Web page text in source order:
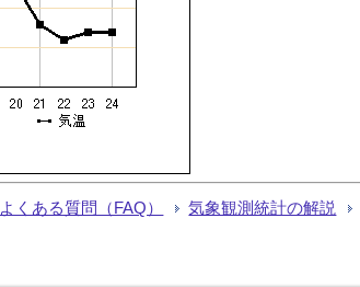
よくある質問（FAQ） 気象観測統計の解説